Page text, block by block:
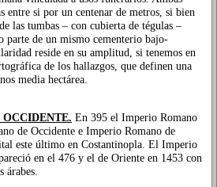
entre si por un centenar de metros, si bien
las tumbas – con cubierta de tégulas –
parte de un mismo cementerio bajo-
reside en su amplitud, si tenemos en
de los hallazgos, que definen una
media hectárea.
En 395 el Imperio Romano
de Occidente e Imperio Romano de
este último en Costantinopla. El Imperio
en el 476 y el de Oriente en 1453 con